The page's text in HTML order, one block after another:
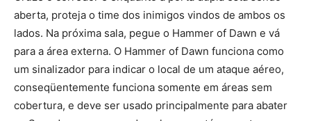
aberta, proteja o time dos inimigos vindos de ambos os
lados. Na próxima sala, pegue o Hammer of Dawn e vá
para a área externa. O Hammer of Dawn funciona como
um sinalizador para indicar o local de um ataque aéreo,
conseqüentemente funciona somente em áreas sem
cobertura, e deve ser usado principalmente para abater